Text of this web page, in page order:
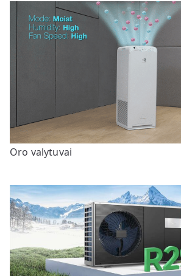
Oro valytuvai